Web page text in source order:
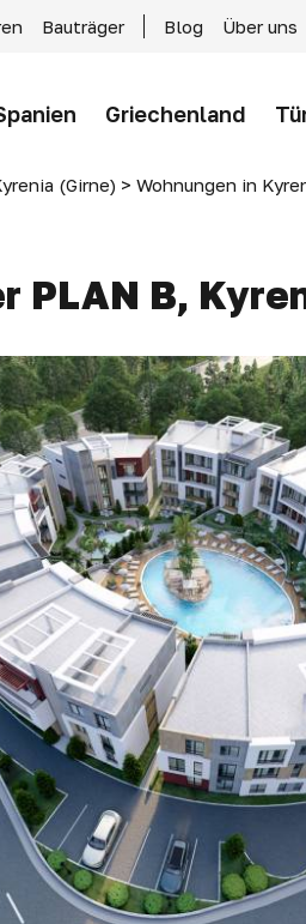
Bauträger Blog Über uns
Griechenland
(Girne) > Wohnungen in
PLAN B,